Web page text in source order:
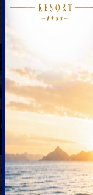
expérience
« hélas,